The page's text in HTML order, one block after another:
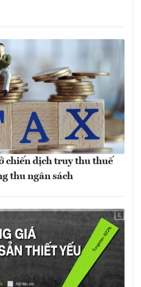
chiến dịch truy thu thuế
thu ngân sách